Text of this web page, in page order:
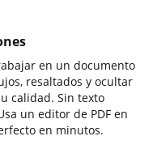
en un documento
resaltados y ocultar
calidad. Sin texto
un editor de PDF en
en minutos.